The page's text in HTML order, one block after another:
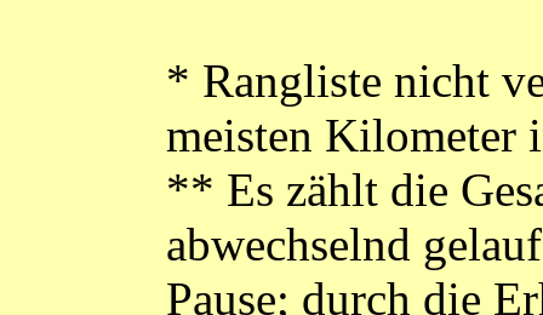
* Rangliste nicht
meisten Kilometer
** Es zählt die
abwechselnd
Pause; durch die